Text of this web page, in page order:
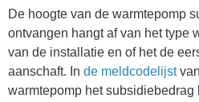
De hoogte van de warmtepomp
ontvangen hangt af van het type
van de installatie en of het de
aanschaft. In de meldcodelijst
warmtepomp het subsidiebedrag